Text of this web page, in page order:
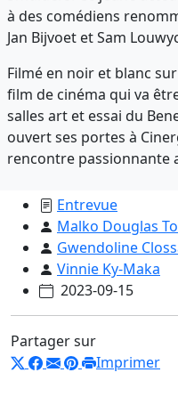
à des comédiens
Jan Bijvoet et Sam
Filmé en noir et blanc sur
film de cinéma qui va
salles art et essai du
ouvert ses portes à
rencontre passionnante
Entrevue
Malko Douglas
Gwendoline
Vinnie Ky-Maka
2023-09-15
Partager sur
Imprimer